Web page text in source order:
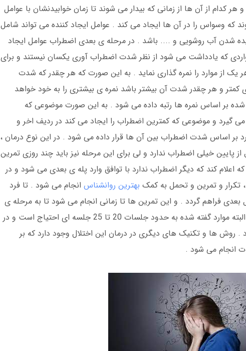
هر کدام از آن ها از زمانی که بیدار می شوند تا زمان خوابیدنشان با عوامل
که وسواس را در آن ها ایجاد می کند . عوامل ایجاد کننده می تواند شامل
شدن آب روشویی و .... باشد . در مرحله ی بعدی اضطراب عوامل ایجاد
که یادداشت می شود از نظر شدت اضطراب آوری یکسان نیستند و برای
یک از موارد را نمره گذاری نماید . به این صورت که هر چقدر که شدت
کمتر و هر چقدر شدت آن بیشتر باشد نمره ی بیشتری را به خود خواهد
شده بر اساس نمره ها رتبه داده می شود . به این صورت موضوعی که
می گیرد و موضوعی که کمترین اضطراب را ایجاد می کند در ردیف اخر و
بر اساس شدت اضطراب بین آن ها قرار داده می شود . در این نوع درمان ،
از پایین خیلی اضطراب ندارد و لی برای این مرحله نیز باید چند روزی تمرین
اعلام کند که دیگر اضطراب ندارد با توافق وارد پله ی بعدی می شود و در
تکرار و تمرین و تحمل به کمک بهترین روانشناس انجام می شود . تا فرد
بعدی فراهم گردد . و این تمرین ها تا زمانی انجام می شود تا به مرحله ی
شده به حدود جلسات 20 تا 25 جلسه ای احتیاج است و در
. روش ها و تکنیک های دیگری در درمان این اختلال وجود دارد که بر
انجام می شود .